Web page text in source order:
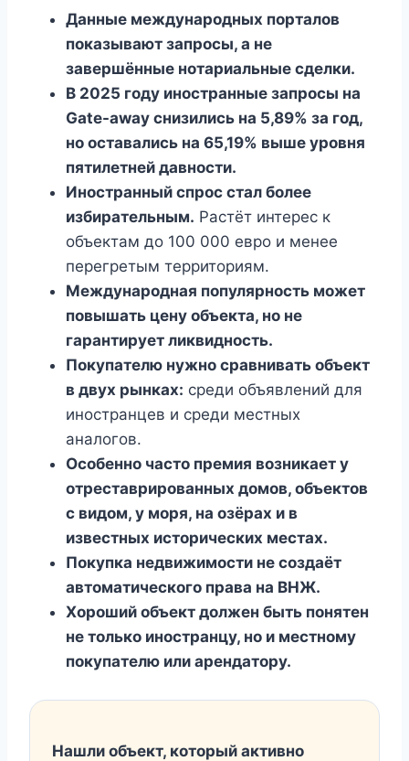
Данные международных порталов
показывают запросы, а не
завершённые нотариальные сделки.
В 2025 году иностранные запросы на
Gate-away снизились на 5,89% за год,
но оставались на 65,19% выше уровня
пятилетней давности.
Иностранный спрос стал более
избирательным. Растёт интерес к
объектам до 100 000 евро и менее
перегретым территориям.
Международная популярность может
повышать цену объекта, но не
гарантирует ликвидность.
Покупателю нужно сравнивать объект
в двух рынках: среди объявлений для
иностранцев и среди местных
аналогов.
Особенно часто премия возникает у
отреставрированных домов, объектов
с видом, у моря, на озёрах и в
известных исторических местах.
Покупка недвижимости не создаёт
автоматического права на ВНЖ.
Хороший объект должен быть понятен
не только иностранцу, но и местному
покупателю или арендатору.
Нашли объект, который активно